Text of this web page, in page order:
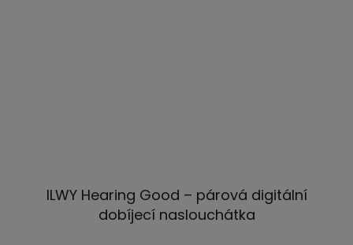
ILWY Hearing Good – párová digitální
dobíjecí naslouchátka